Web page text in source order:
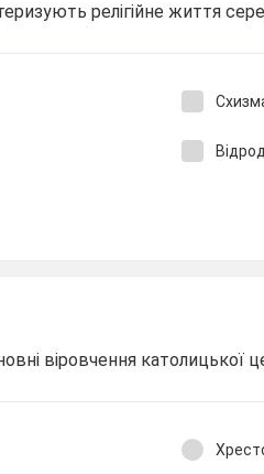
релігійне життя
віровчення католицької